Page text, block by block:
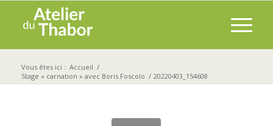
Vous êtes ici : Accueil /
Stage « carnation » avec Boris Foscolo / 20220403_154608